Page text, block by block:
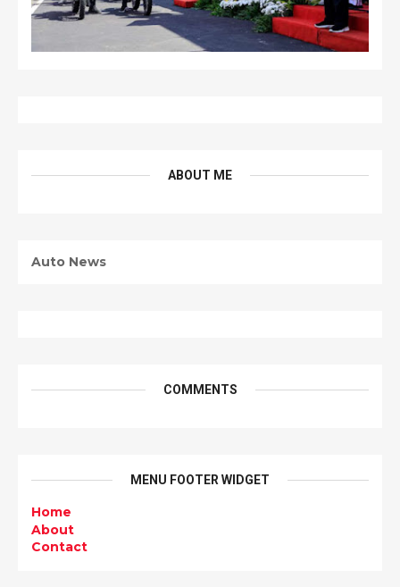
ABOUT ME
Auto News
COMMENTS
MENU FOOTER WIDGET
Home
About
Contact